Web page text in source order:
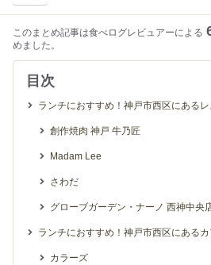
このまとめ記事は食べログレビュアーによる
めました。
目次
ランチにおすすめ！神戸市西区にある
創作焼肉 神戸 牛乃匠
Madam Lee
さわだ
グローブガーデン・ナーノ 西神中央
ランチにおすすめ！神戸市西区にあるカ
カラーズ